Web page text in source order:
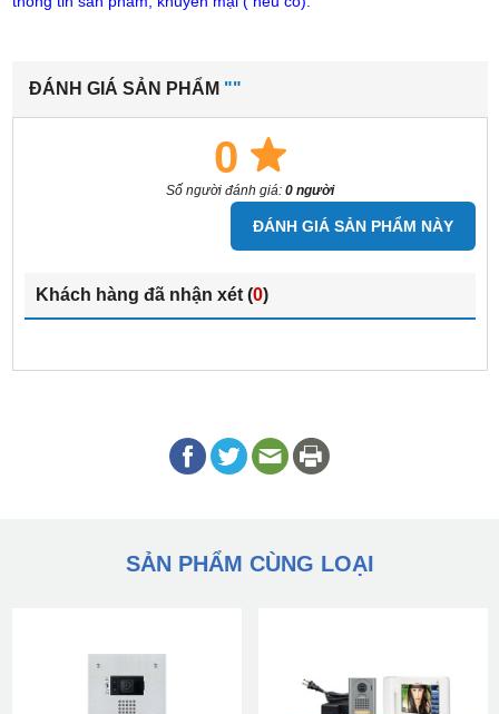
ĐÁNH GIÁ SẢN PHẨM ""
0
Số người đánh giá: 0 người
ĐÁNH GIÁ SẢN PHẨM NÀY
Khách hàng đã nhận xét (0)
SẢN PHẨM CÙNG LOẠI